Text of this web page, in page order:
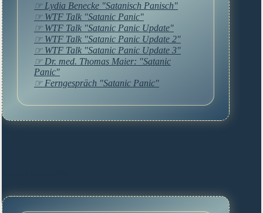
☞ Lydia Benecke "Satanisch Panisch"
☞ WTF Talk "Satanic Panic"
☞ WTF Talk "Satanic Panic Update"
☞ WTF Talk "Satanic Panic Update 2"
☞ WTF Talk "Satanic Panic Update 3"
☞ Dr. med. Thomas Maier: "Satanic
Panic"
☞ Ferngespräch "Satanic Panic"